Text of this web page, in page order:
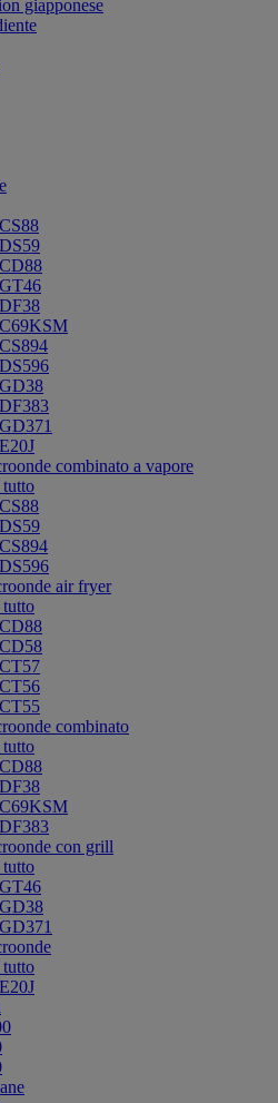
giapponese
combinato a vapore
air fryer
combinato
con grill